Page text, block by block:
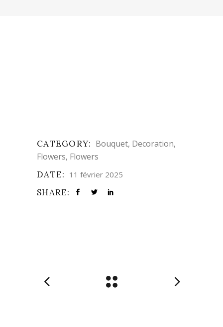
CATEGORY: Bouquet Decoration
Flowers Flowers
DATE: 11 février 2025
SHARE: